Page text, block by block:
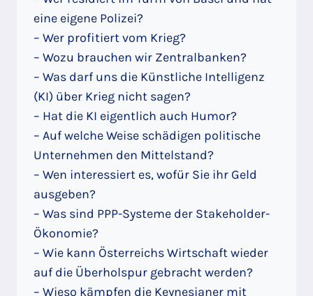
eine eigene Polizei?
– Wer profitiert vom Krieg?
– Wozu brauchen wir Zentralbanken?
– Was darf uns die Künstliche Intelligenz
(KI) über Krieg nicht sagen?
– Hat die KI eigentlich auch Humor?
– Auf welche Weise schädigen politische
Unternehmen den Mittelstand?
– Wen interessiert es, wofür Sie ihr Geld
ausgeben?
– Was sind PPP-Systeme der Stakeholder-
Ökonomie?
– Wie kann Österreichs Wirtschaft wieder
auf die Überholspur gebracht werden?
– Wieso kämpfen die Keynesianer mit